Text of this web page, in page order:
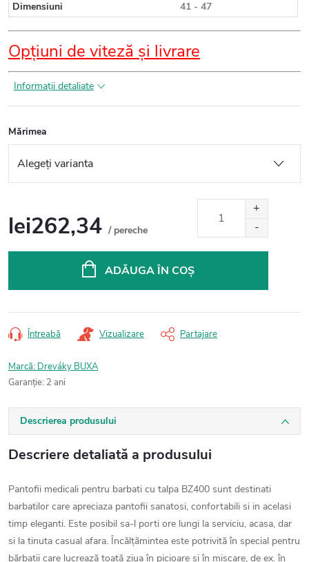
Dimensiuni
41 - 47
Opțiuni de viteză și livrare
Informaţii detaliate
Mărimea
lei262,34 / pereche
ADĂUGA ÎN COŞ
Întreabă Vizualizare Partajare
Marcă: Dreváky BUXA
Garanţie: 2 ani
Descrierea produsului
Descriere detaliată a produsului
Pantofii medicali pentru barbati cu talpa BZ400 sunt destinati
barbatilor care apreciaza pantofii sanatosi, confortabili si in acelasi
timp eleganti. Este posibil sa-l porti ore lungi la serviciu, acasa, dar
si la tinuta casual afara. Încălțămintea este potrivită în special pentru
bărbații care lucrează toată ziua în picioare și în mișcare, de ex. în